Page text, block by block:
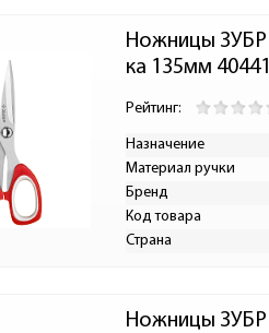
Ножницы ЗУБР
ка 135мм
Рейтинг:
Назначение
Материал ручки
Бренд
Код товара
Страна
Ножницы ЗУБР